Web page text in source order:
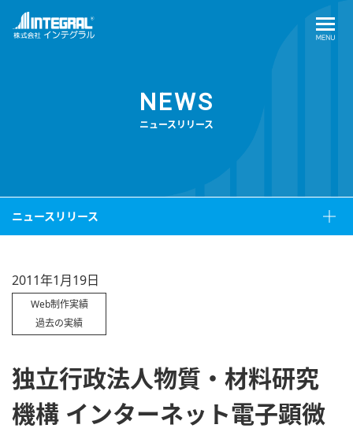
NEWS
ニュースリリース
ニュースリリース
2011年1月19日
Web制作実績
過去の実績
独立行政法人物質・材料研究
機構 インターネット電子顕微